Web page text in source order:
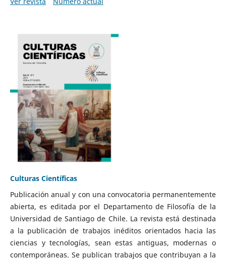
Culturas Científicas
Publicación anual y con una convocatoria permanentemente
abierta, es editada por el Departamento de Filosofía de la
Universidad de Santiago de Chile. La revista está destinada
a la publicación de trabajos inéditos orientados hacia las
ciencias y tecnologías, sean estas antiguas, modernas o
contemporáneas. Se publican trabajos que contribuyan a la